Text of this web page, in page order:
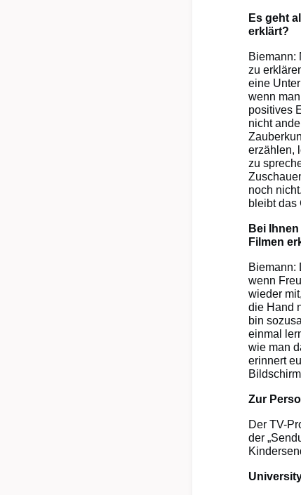
Es geht
erklärt?
Biemann:
zu
eine
wenn
positives
nicht
erzählen,
zu
noch
bleibt das
Bei
Filmen
Biemann:
wenn
wieder
die Hand
bin
einmal
wie man
erinnert
Zur
Der TV-
der